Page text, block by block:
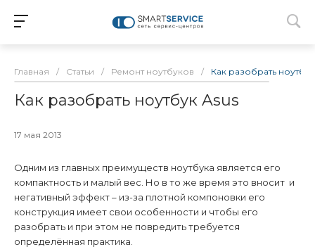
Главная / Статьи / Ремонт ноутбуков / Как разобрать
Как разобрать ноутбук Asus
17 мая 2013
Одним из главных преимуществ ноутбука является его
компактность и малый вес. Но в то же время это вносит и
негативный эффект – из-за плотной компоновки его
конструкция имеет свои особенности и чтобы его
разобрать и при этом не повредить требуется
определённая практика.